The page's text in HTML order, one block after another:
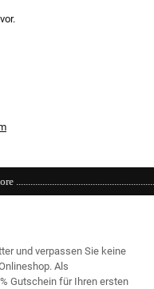
und verpassen Sie keine
Als
Gutschein für Ihren ersten